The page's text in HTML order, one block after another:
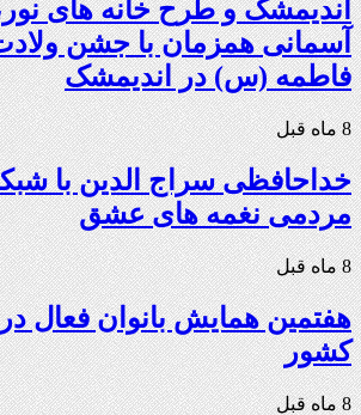
اندیمشک و طرح خانه های
آسمانی همزمان با جشن
فاطمه (س) در اندیمشک
8 ماه قبل
خداحافظی سراج الدین با
مردمی نغمه های عشق
8 ماه قبل
هفتمین همایش بانوان فعال
کشور
8 ماه قبل